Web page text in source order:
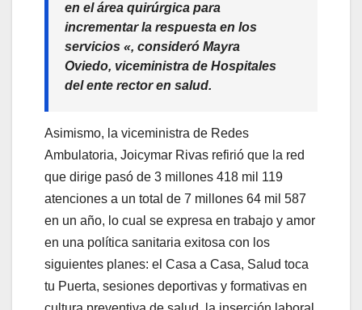
en el área quirúrgica para
incrementar la respuesta en los
servicios «, consideró Mayra
Oviedo, viceministra de Hospitales
del ente rector en salud.
Asimismo, la viceministra de Redes
Ambulatoria, Joicymar Rivas refirió que la red
que dirige pasó de 3 millones 418 mil 119
atenciones a un total de 7 millones 64 mil 587
en un año, lo cual se expresa en trabajo y amor
en una política sanitaria exitosa con los
siguientes planes: el Casa a Casa, Salud toca
tu Puerta, sesiones deportivas y formativas en